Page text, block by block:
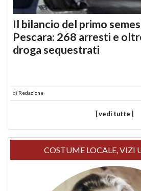
Il bilancio del primo
Pescara: 268 arresti e
droga sequestrati
di Redazione
[ vedi tutte ]
COSTUME LOCALE, VIZI